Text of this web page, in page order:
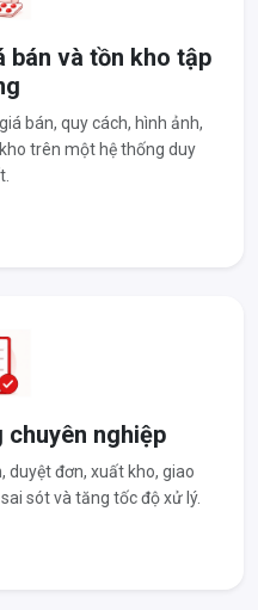
bán và tồn kho tập
bán, quy cách, hình ảnh,
trên một hệ thống duy
chuyên nghiệp
duyệt đơn, xuất kho, giao
sót và tăng tốc độ xử lý.